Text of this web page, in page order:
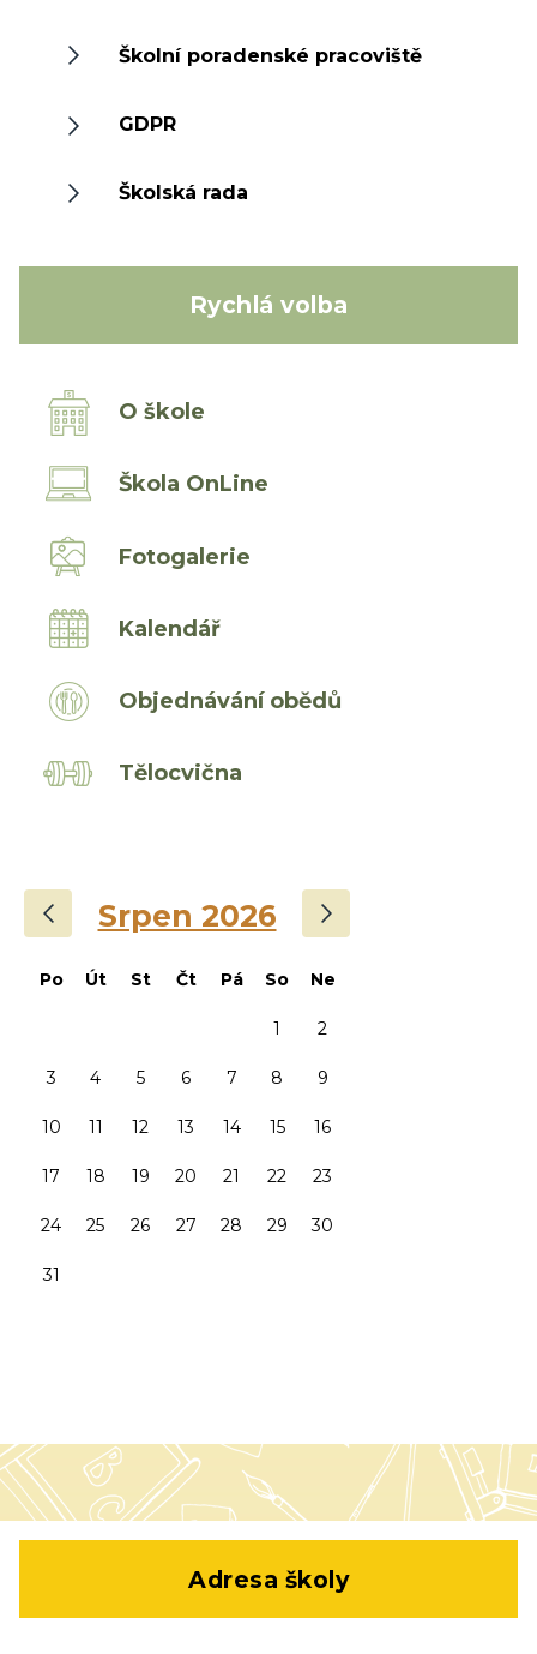
Školní poradenské pracoviště
GDPR
Školská rada
Rychlá volba
O škole
Škola OnLine
Fotogalerie
Kalendář
Objednávání obědů
Tělocvična
Srpen 2026
Po Út St Čt Pá So Ne
1 2
3 4 5 6 7 8 9
10 11 12 13 14 15 16
17 18 19 20 21 22 23
24 25 26 27 28 29 30
31
Adresa školy